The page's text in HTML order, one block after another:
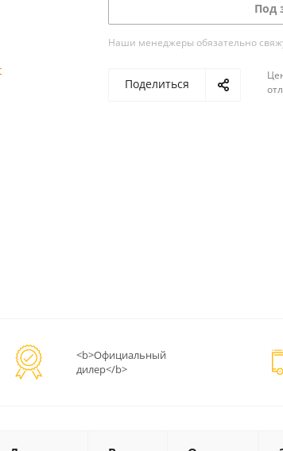
Под
Наши менеджеры обязательно
Поделиться
<b>Официальный
дилер</b>